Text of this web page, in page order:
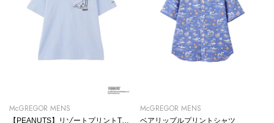
McGREGOR MENS
【PEANUTS】リゾートプリントTシャツ
McGREGOR MENS
ベアリップルプリントシャツ